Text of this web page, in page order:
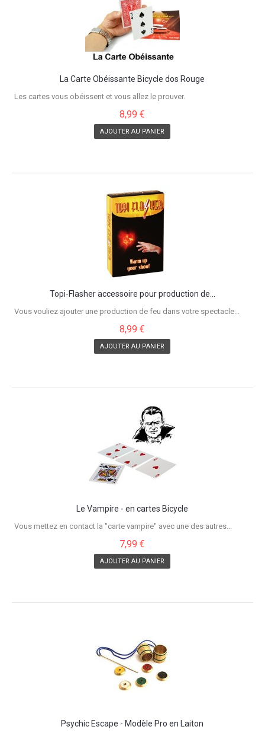
La Carte Obéissante Bicycle dos Rouge
Les cartes vous obéissent et vous allez le prouver.
8,99 €
AJOUTER AU PANIER
Topi-Flasher accessoire pour production de...
Vous vouliez ajouter une production de feu dans votre spectacle...
8,99 €
AJOUTER AU PANIER
Le Vampire - en cartes Bicycle
Vous mettez en contact la "carte vampire" avec une des autres...
7,99 €
AJOUTER AU PANIER
Psychic Escape - Modèle Pro en Laiton